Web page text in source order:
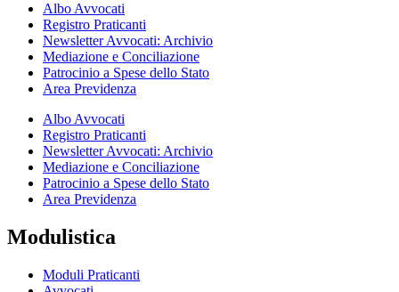
Albo Avvocati
Registro Praticanti
Newsletter Avvocati: Archivio
Mediazione e Conciliazione
Patrocinio a Spese dello Stato
Area Previdenza
Albo Avvocati
Registro Praticanti
Newsletter Avvocati: Archivio
Mediazione e Conciliazione
Patrocinio a Spese dello Stato
Area Previdenza
Modulistica
Moduli Praticanti